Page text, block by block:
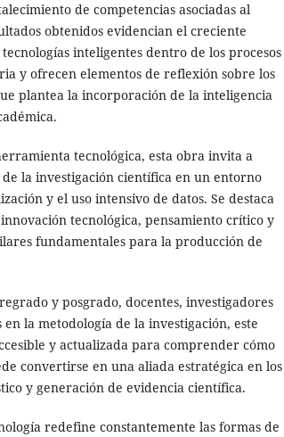
de competencias asociadas al
obtenidos evidencian el creciente
inteligentes dentro de los procesos
y ofrecen elementos de reflexión sobre los
plantea la incorporación de la inteligencia
tecnológica, esta obra invita a
la investigación científica en un entorno
y el uso intensivo de datos. Se destaca
tecnológica, pensamiento crítico y
fundamentales para la producción de
y posgrado, docentes, investigadores
la metodología de la investigación, este
y actualizada para comprender cómo
convertirse en una aliada estratégica en los
y generación de evidencia científica.
redefine constantemente las formas de